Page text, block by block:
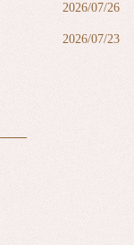
2026/07/26
2026/07/23